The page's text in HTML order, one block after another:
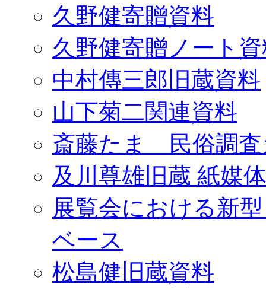
久野健寄贈資料
久野健寄贈ノート
中村傳三郎旧蔵資料
山下菊二関連資料
斎藤たま 民俗調査
及川尊雄旧蔵 紙媒
展覧会における新
ベース
松島健旧蔵資料